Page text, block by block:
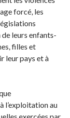
forcé, les
leurs enfants-
filles et
leur pays et à
l’exploitation au